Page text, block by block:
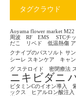
タグクラウド
Aoyama flower market M22
周波 RF EMS
STCチ
だこ リベド 低温熱傷
クナイプのバスソルト サ
シーレ スキンケア キャ
グ ステロイド 密閉療法
ニキビダニ
ビタミンCのイオン導入
ックス ヒアルロン酸注入